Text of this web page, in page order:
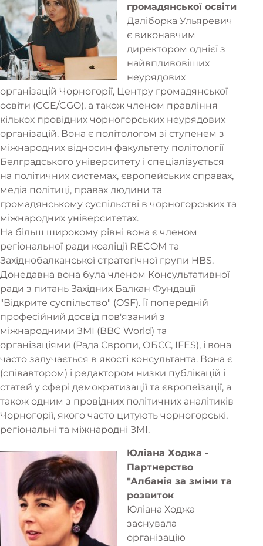
громадянської освіти
Даліборка Ульяревич
є виконавчим
директором однієї з
найвпливовіших
неурядових
організацій Чорногорії, Центру громадянської
освіти (CCE/CGO), а також членом правління
кількох провідних чорногорських неурядових
організацій. Вона є політологом зі ступенем з
міжнародних відносин факультету політології
Белградського університету і спеціалізується
на політичних системах, європейських справах,
медіа політиці, правах людини та
громадянському суспільстві в чорногорських та
міжнародних університетах.
На більш широкому рівні вона є членом
регіональної ради коаліції RECOM та
Західнобалканської стратегічної групи HBS.
Донедавна вона була членом Консультативної
ради з питань Західних Балкан Фундації
"Відкрите суспільство" (OSF). Її попередній
професійний досвід пов'язаний з
міжнародними ЗМІ (BBC World) та
організаціями (Рада Європи, ОБСЄ, IFES), і вона
часто залучається в якості консультанта. Вона є
(співавтором) і редактором низки публікацій і
статей у сфері демократизації та європеїзації, а
також одним з провідних політичних аналітиків
Чорногорії, якого часто цитують чорногорські,
регіональні та міжнародні ЗМІ.
Юліана Ходжа -
Партнерство
"Албанія за зміни та
розвиток
Юліана Ходжа
заснувала
організацію